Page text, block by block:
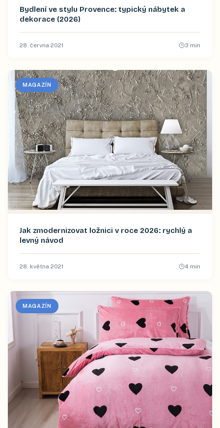
Bydlení ve stylu Provence: typický nábytek a
dekorace (2026)
28. června 2021 3 min
MAGAZÍN
Jak zmodernizovat ložnici v roce 2026: rychlý a
levný návod
28. května 2021 4 min
MAGAZÍN